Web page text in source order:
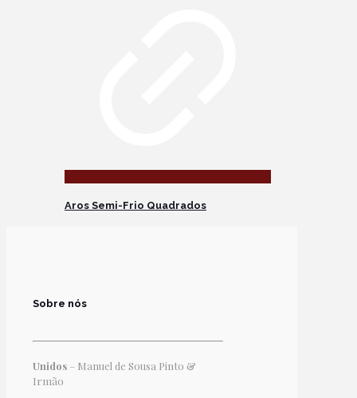
Aros Semi-Frio Quadrados
Sobre nós
Unidos – Manuel de Sousa Pinto &
Irmão